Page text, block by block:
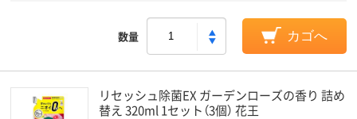
数量 カゴへ
リセッシュ除菌EX ガーデンローズの香り 詰め
替え 320ml 1セット（3個） 花王